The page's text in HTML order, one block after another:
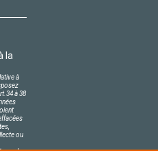
la
à
à 38
ou
de